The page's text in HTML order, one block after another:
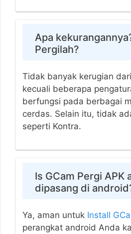
Apa
Pergilah?
Tidak banyak kerugian
kecuali beberapa
berfungsi pada berbagai
cerdas. Selain itu, tidak
seperti Kontra.
Is GCam Pergi APK
dipasang di
Ya, aman untuk Install
perangkat android Anda